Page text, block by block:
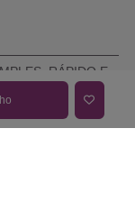
RÁPIDO E